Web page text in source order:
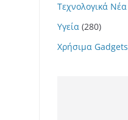
Τεχνολογικά Νέα
Υγεία (280)
Χρήσιμα Gadgets